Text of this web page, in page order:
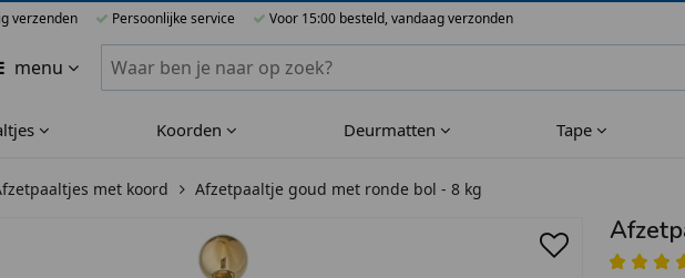
verzenden Persoonlijke service Voor 15:00 besteld, vandaag verzonden
menu Zoeken binnen Blueflower
Koorden Deurmatten Tape
met koord Afzetpaaltje goud met ronde bol - 8 kg